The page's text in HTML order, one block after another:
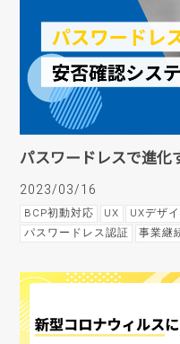
パスワードレスで進化
2023/03/16
BCP初動対応 UX UXデザ
パスワードレス認証
事業継